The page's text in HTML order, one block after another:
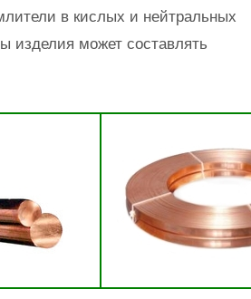
в кислых и нейтральных
изделия может составлять